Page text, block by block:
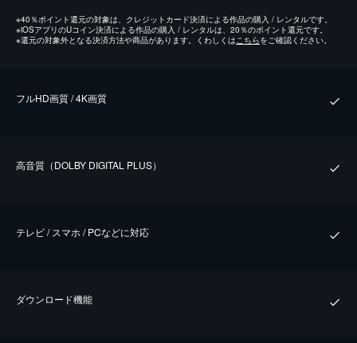
※40％ポイント還元の対象は、クレジットカード決済による作品の購入 / レンタルです。
※iOSアプリのUコイン決済による作品の購入 / レンタルは、20％のポイント還元です。
※還元の対象外となる決済方法や商品があります。くわしくはこちらをご確認ください。
フルHD画質 / 4K画質
⾼⾳質（DOLBY DIGITAL PLUS）
テレビ / スマホ / PCなどに対応
ダウンロード機能